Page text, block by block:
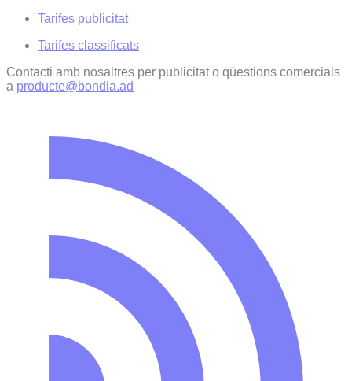
Tarifes publicitat
Tarifes classificats
Contacti amb nosaltres per publicitat o qüestions comercials
a producte@bondia.ad